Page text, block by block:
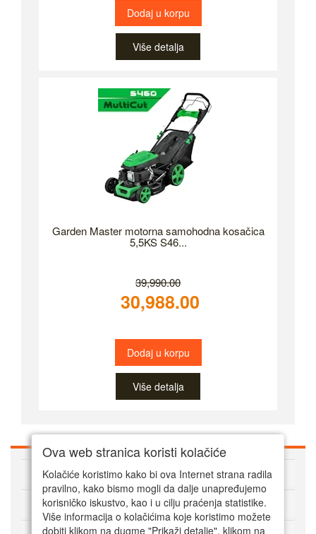
Dodaj u korpu
Više detalja
Garden Master motorna samohodna kosačica
5,5KS S46...
39,990.00
30,988.00
Dodaj u korpu
Više detalja
O Super alatima
Kako kupovati online
Ova web stranica koristi kolačiće
Kolačiće koristimo kako bi ova Internet strana radila
pravilno, kako bismo mogli da dalje unapređujemo
korisničko iskustvo, kao i u cilju praćenja statistike.
Više informacija o kolačićima koje koristimo možete
dobiti klikom na dugme "Prikaži detalje". klikom na